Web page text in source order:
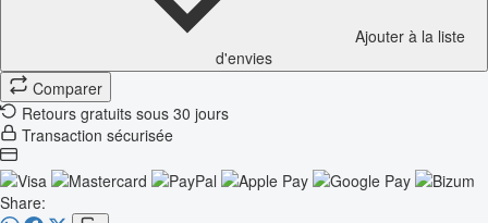
Ajouter à la liste
d'envies
Comparer
Retours gratuits sous 30 jours
Transaction sécurisée
Share: